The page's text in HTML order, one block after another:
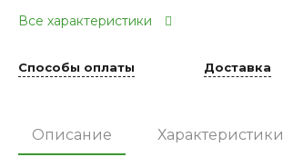
Все характеристики
Способы оплаты Доставка
Описание Характеристики